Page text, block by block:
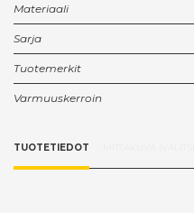
Materiaali
Sarja
Tuotemerkit
Varmuuskerroin
TUOTETIEDOT